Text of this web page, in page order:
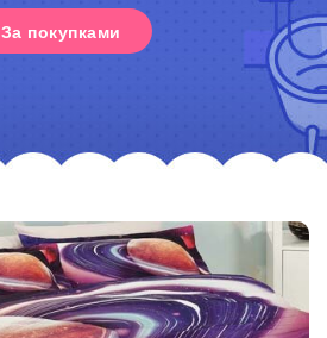
За покупками